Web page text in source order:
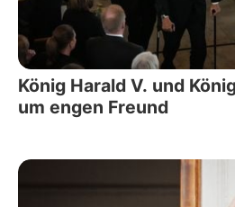
König Harald V. und
um engen Freund